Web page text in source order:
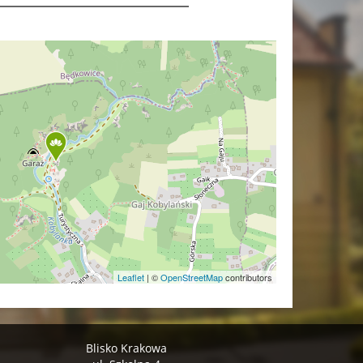
Leaflet | ©OpenStreetMapcontributors
Blisko Krakowa